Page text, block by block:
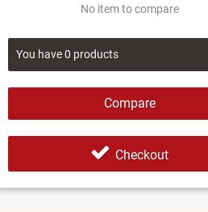
No item to compare
You have0 products
Compare
Checkout